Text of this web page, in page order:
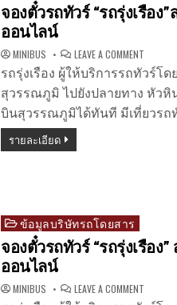
in
จองตั๋วรถทัวร์ “รถรุ่งเรือ
ออนไลน์
MINIBUS LEAVE A COMMENT
จอง
ตั๋ว
รถ
ทัวร์
“รถ
รุ่งเรือง
บิน
รถรุ่งเรือง ผู้ให้บริการรถทัวร์โ
สุวรรณภูมิ ไปยังปลายทาง หัว
บินสุวรรณภูมิได้ทันที มีเที่ยวรถ
รายละเอียด
Posted
in
ข้อมูลบริษัทรถโดยสาร
จองตั๋วรถทัวร์ “รถรุ่งเรือ
ออนไลน์
MINIBUS LEAVE A COMMENT
จอง